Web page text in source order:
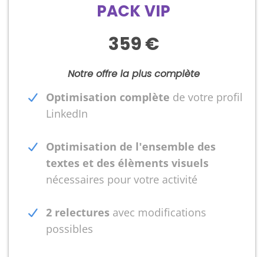
PACK VIP
359 €
Notre offre la plus complète
Optimisation complète de votre profil
LinkedIn
Optimisation de l'ensemble des
textes et des élèments visuels
nécessaires pour votre activité
2 relectures avec modifications
possibles